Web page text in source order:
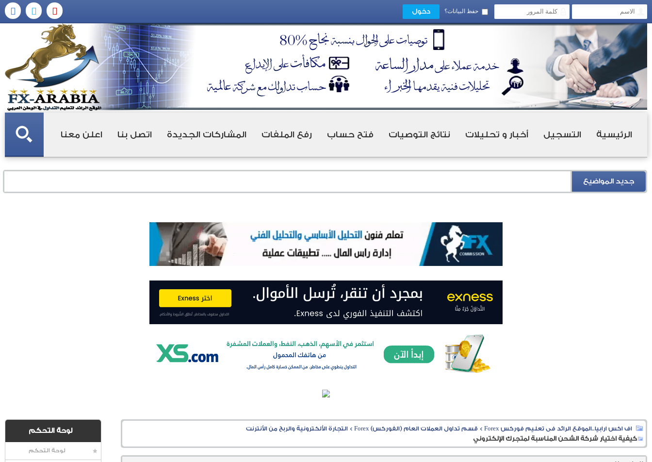
حفظ البيانات؟
الرئيسية التسجيل أخبار و تحليلات نتائج التوصيات فتح حساب رفع الملفات المشاركات الجديدة اتصل بنا اعلن معنا
جديد المواضيع
لوحة التحكم
لوحة التحكم
اف اكس ارابيا..الموقع الرائد فى تعليم فوركس Forex > قسم تداول العملات العام (الفوركس) Forex >التجارة الألكترونية والربح من الأنترنت
كيفية اختيار شركة الشحن المناسبة لمتجرك الإلكتروني